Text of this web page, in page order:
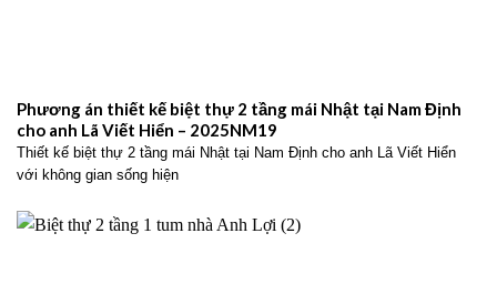
Phương án thiết kế biệt thự 2 tầng mái Nhật tại Nam Định
cho anh Lã Viết Hiển – 2025NM19
Thiết kế biệt thự 2 tầng mái Nhật tại Nam Định cho anh Lã Viết Hiển
với không gian sống hiện